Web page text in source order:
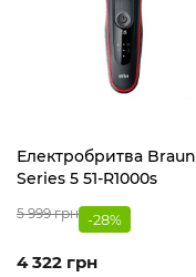
Електробритва Braun
Series 5 51-R1000s
5 999 грн -28%
4 322 грн